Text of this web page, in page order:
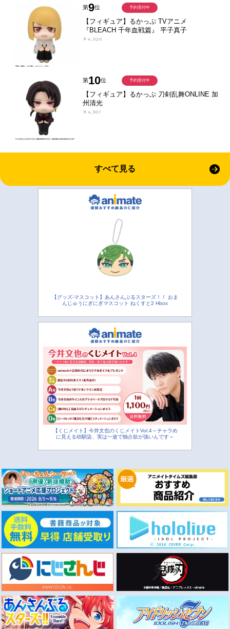
第9位
【フィギュア】るかっぷ TVアニメ
『BLEACH 千年血戦篇』 平子真子
￥4,020
予約受付中
第10位
【フィギュア】るかっぷ 刀剣乱舞ONLINE 加
州清光
￥4,301
予約受付中
すべて見る
【グッズ-マスコット】あんさんぶるスターズ！！ おま
んじゅうにぎにぎマスコット ねくすと2 Hbox
【くじメイト】今井文也のくじメイトVol.4～チャラめ
に見える幼馴染、実は一途で独占欲が強いんです～